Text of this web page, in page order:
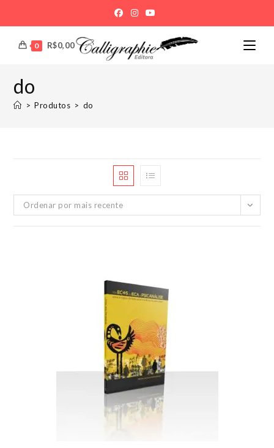
conteúdo
0 R$0,00
do
> Produtos > do
Ordenar por mais recente